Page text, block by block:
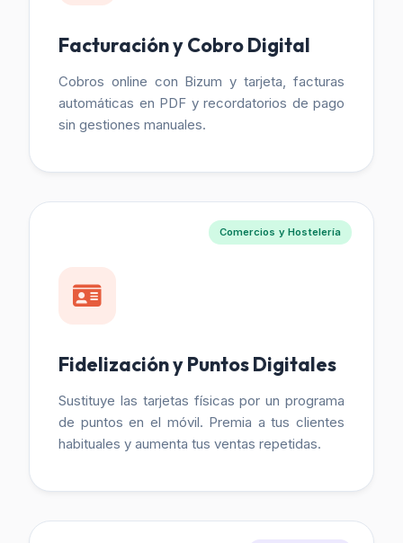
Facturación y Cobro Digital
Cobros online con Bizum y tarjeta, facturas
automáticas en PDF y recordatorios de pago
sin gestiones manuales.
Comercios y Hostelería
Fidelización y Puntos Digitales
Sustituye las tarjetas físicas por un programa
de puntos en el móvil. Premia a tus clientes
habituales y aumenta tus ventas repetidas.